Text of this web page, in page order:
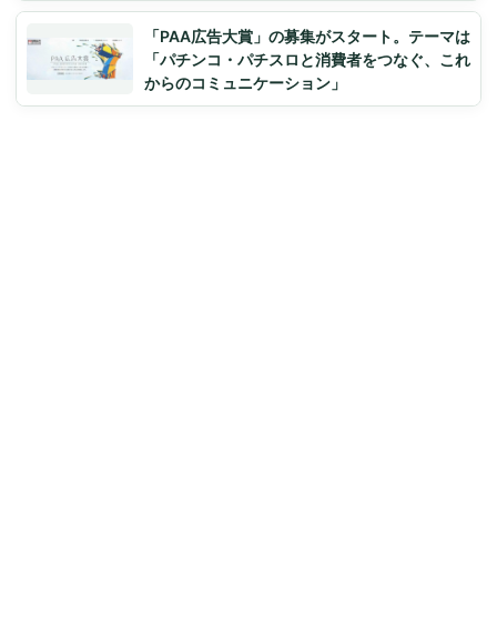
「PAA広告大賞」の募集がスタート。テーマは
「パチンコ・パチスロと消費者をつなぐ、これ
からのコミュニケーション」